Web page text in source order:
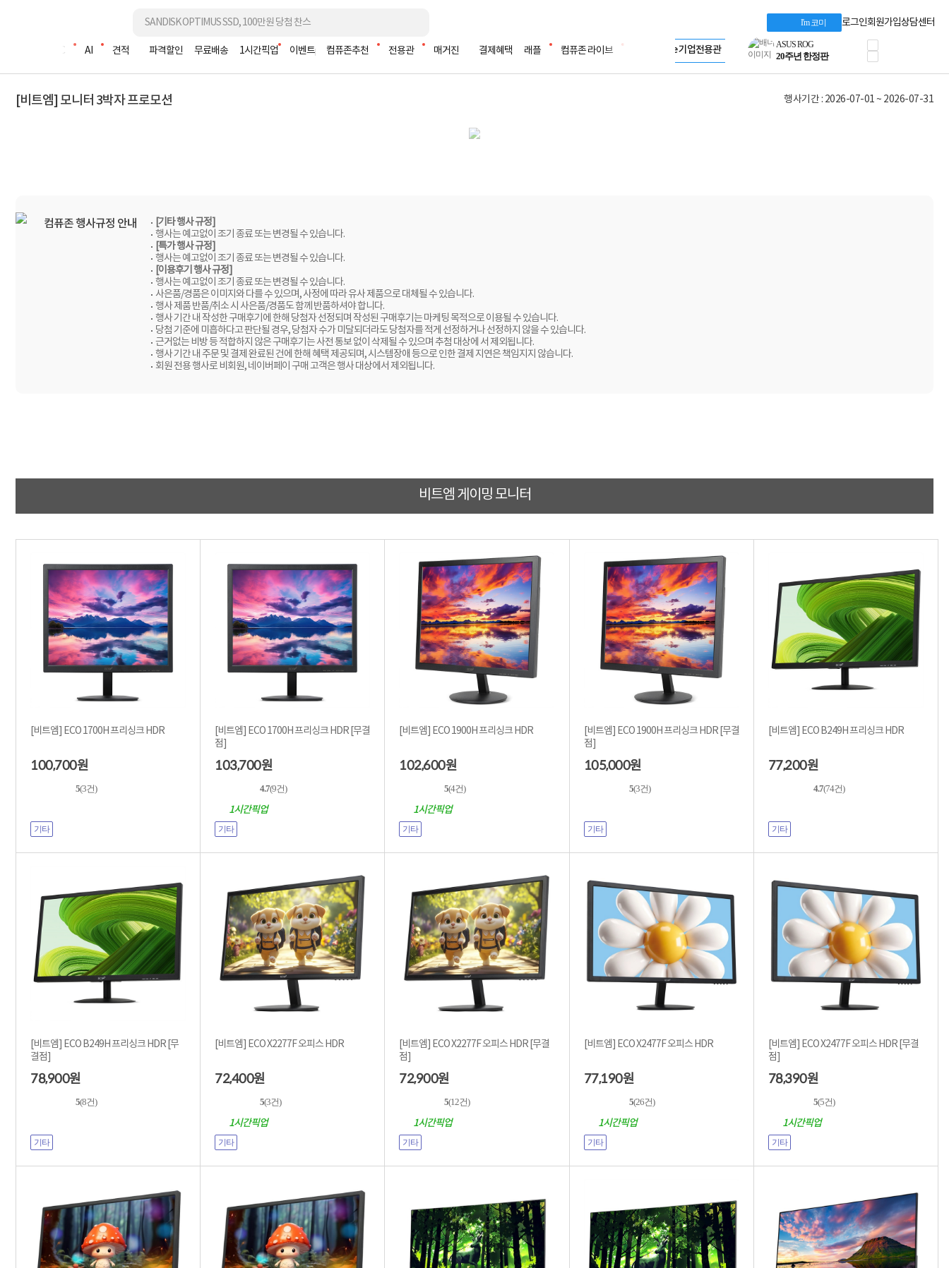
I'm 코미 로그인회원가입상담센터
조립PC AI 견적 파격할인 무료배송 1시간픽업 이벤트 컴퓨존추천 전용관 매거진 결제혜택 래플 컴퓨존 라이브
Apple 기업전용관
야식까지 책임진다!
승리를 부르는 오멘
ASUS ROG
20주년 한정판
AMD로 시작하는
AI비즈니스 노트북
[비트엠] 모니터 3박자 프로모션 행사기간 : 2026-07-01 ~ 2026-07-31
컴퓨존 행사규정 안내
[기타 행사 규정]
행사는 예고없이 조기 종료 또는 변경될 수 있습니다.
[특가 행사 규정]
행사는 예고없이 조기 종료 또는 변경될 수 있습니다.
[이용후기 행사 규정]
행사는 예고없이 조기 종료 또는 변경될 수 있습니다.
사은품/경품은 이미지와 다를 수 있으며, 사정에 따라 유사 제품으로 대체될 수 있습니다.
행사 제품 반품/취소 시 사은품/경품도 함께 반품하셔야 합니다.
행사 기간 내 작성한 구매후기에 한해 당첨자 선정되며 작성된 구매후기는 마케팅 목적으로 이용될 수 있습니다.
당첨 기준에 미흡하다고 판단될 경우, 당첨자 수가 미달되더라도 당첨자를 적게 선정하거나 선정하지 않을 수 있습니다.
근거없는 비방 등 적합하지 않은 구매후기는 사전 통보 없이 삭제될 수 있으며 추첨 대상에 서 제외됩니다.
행사 기간 내 주문 및 결제 완료된 건에 한해 혜택 제공되며, 시스템장애 등으로 인한 결제 지연은 책임지지 않습니다.
회원 전용 행사로 비회원, 네이버페이 구매 고객은 행사 대상에서 제외됩니다.
비트엠 게이밍 모니터
[비트엠] ECO 1700H 프리싱크 HDR
100,700원
5(3건)
기타
[비트엠] ECO 1700H 프리싱크 HDR [무결
점]
103,700원
4.7(9건)
1시간픽업
기타
[비트엠] ECO 1900H 프리싱크 HDR
102,600원
5(4건)
1시간픽업
기타
[비트엠] ECO 1900H 프리싱크 HDR [무결
점]
105,000원
5(3건)
기타
[비트엠] ECO B249H 프리싱크 HDR
77,200원
4.7(74건)
기타
[비트엠] ECO B249H 프리싱크 HDR [무
결점]
78,900원
5(8건)
기타
[비트엠] ECO X2277F 오피스 HDR
72,400원
5(3건)
1시간픽업
기타
[비트엠] ECO X2277F 오피스 HDR [무결
점]
72,900원
5(12건)
1시간픽업
기타
[비트엠] ECO X2477F 오피스 HDR
77,190원
5(26건)
1시간픽업
기타
[비트엠] ECO X2477F 오피스 HDR [무결
점]
78,390원
5(5건)
1시간픽업
기타